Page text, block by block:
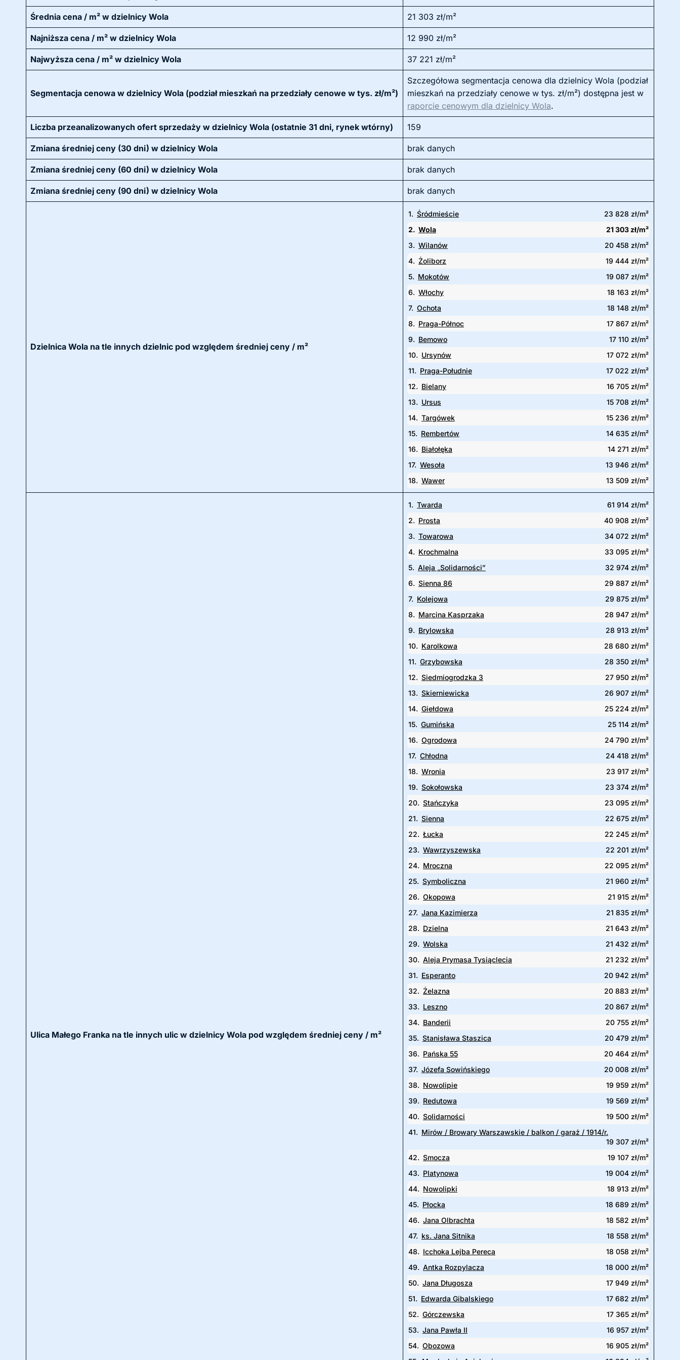
Średnia cena / m² w dzielnicy Wola 21 303 zł/m²
Najniższa cena / m² w dzielnicy Wola 12 990 zł/m²
Najwyższa cena / m² w dzielnicy Wola 37 221 zł/m²
Segmentacja cenowa w dzielnicy Wola (podział mieszkań na przedziały cenowe w tys. zł/m²)
Szczegółowa segmentacja cenowa dla dzielnicy Wola (podział
mieszkań na przedziały cenowe w tys. zł/m²) dostępna jest w
raporcie cenowym dla dzielnicy Wola.
Liczba przeanalizowanych ofert sprzedaży w dzielnicy Wola (ostatnie 31 dni, rynek wtórny) 159
Zmiana średniej ceny (30 dni) w dzielnicy Wola brak danych
Zmiana średniej ceny (60 dni) w dzielnicy Wola brak danych
Zmiana średniej ceny (90 dni) w dzielnicy Wola brak danych
Dzielnica Wola na tle innych dzielnic pod względem średniej ceny / m²
1. Śródmieście
23 828 zł/m²
2. Wola
21 303 zł/m²
3. Wilanów
20 458 zł/m²
4. Żoliborz
19 444 zł/m²
5. Mokotów
19 087 zł/m²
6. Włochy
18 163 zł/m²
7. Ochota
18 148 zł/m²
8. Praga-Północ
17 867 zł/m²
9. Bemowo
17 110 zł/m²
10. Ursynów
17 072 zł/m²
11. Praga-Południe
17 022 zł/m²
12. Bielany
16 705 zł/m²
13. Ursus
15 708 zł/m²
14. Targówek
15 236 zł/m²
15. Rembertów
14 635 zł/m²
16. Białołęka
14 271 zł/m²
17. Wesoła
13 946 zł/m²
18. Wawer 13 509 zł/m²
Ulica Małego Franka na tle innych ulic w dzielnicy Wola pod względem średniej ceny / m²
1. Twarda
61 914 zł/m²
2. Prosta
40 908 zł/m²
3. Towarowa
34 072 zł/m²
4. Krochmalna
33 095 zł/m²
5. Aleja „Solidarności”
32 974 zł/m²
6. Sienna 86
29 887 zł/m²
7. Kolejowa
29 875 zł/m²
8. Marcina Kasprzaka
28 947 zł/m²
9. Brylowska
28 913 zł/m²
10. Karolkowa
28 680 zł/m²
11. Grzybowska
28 350 zł/m²
12. Siedmiogrodzka 3
27 950 zł/m²
13. Skierniewicka
26 907 zł/m²
14. Giełdowa
25 224 zł/m²
15. Gumińska
25 114 zł/m²
16. Ogrodowa
24 790 zł/m²
17. Chłodna
24 418 zł/m²
18. Wronia
23 917 zł/m²
19. Sokołowska
23 374 zł/m²
20. Stańczyka
23 095 zł/m²
21. Sienna
22 675 zł/m²
22. Łucka
22 245 zł/m²
23. Wawrzyszewska
22 201 zł/m²
24. Mroczna
22 095 zł/m²
25. Symboliczna
21 960 zł/m²
26. Okopowa
21 915 zł/m²
27. Jana Kazimierza
21 835 zł/m²
28. Dzielna
21 643 zł/m²
29. Wolska
21 432 zł/m²
30. Aleja Prymasa Tysiąclecia
21 232 zł/m²
31. Esperanto
20 942 zł/m²
32. Żelazna
20 883 zł/m²
33. Leszno
20 867 zł/m²
34. Banderii
20 755 zł/m²
35. Stanisława Staszica
20 479 zł/m²
36. Pańska 55
20 464 zł/m²
37. Józefa Sowińskiego
20 008 zł/m²
38. Nowolipie
19 959 zł/m²
39. Redutowa
19 569 zł/m²
40. Solidarności
19 500 zł/m²
41. Mirów / Browary Warszawskie / balkon / garaż / 1914/r.
19 307 zł/m²
42. Smocza
19 107 zł/m²
43. Platynowa
19 004 zł/m²
44. Nowolipki
18 913 zł/m²
45. Płocka
18 689 zł/m²
46. Jana Olbrachta
18 582 zł/m²
47. ks. Jana Sitnika
18 558 zł/m²
48. Icchoka Lejba Pereca
18 058 zł/m²
49. Antka Rozpylacza
18 000 zł/m²
50. Jana Długosza
17 949 zł/m²
51. Edwarda Gibalskiego
17 682 zł/m²
52. Górczewska
17 365 zł/m²
53. Jana Pawła II
16 957 zł/m²
54. Obozowa
16 905 zł/m²